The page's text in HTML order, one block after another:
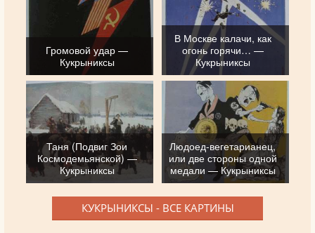
Громовой удар —
Кукрыниксы
В Москве калачи, как
огонь горячи… —
Кукрыниксы
Таня (Подвиг Зои
Космодемьянской) —
Кукрыниксы
Людоед-вегетарианец,
или две стороны одной
медали — Кукрыниксы
КУКРЫНИКСЫ - ВСЕ КАРТИНЫ